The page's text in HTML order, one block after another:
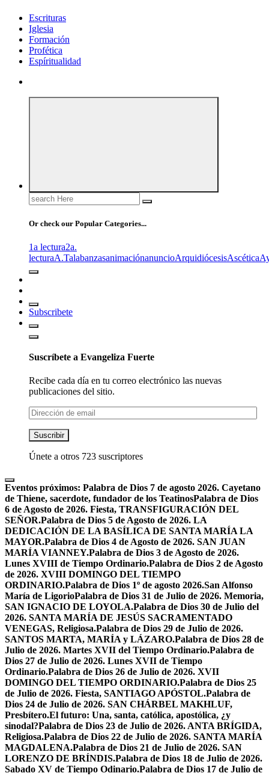
Escrituras
Iglesia
Formación
Profética
Espíritualidad
Search
for:
Or check our Popular Categories...
1a lectura2a.
lecturaA.TalabanzasanimaciónanuncioArquidiócesisAscética
Subscribete
Suscríbete a Evangeliza Fuerte
Recibe cada día en tu correo electrónico las nuevas
publicaciones del sitio.
Dirección
de
email
Suscribir
Únete a otros 723 suscriptores
Eventos próximos: Palabra de Dios 7 de agosto 2026. Cayetano
de Thiene, sacerdote, fundador de los TeatinosPalabra de Dios
6 de Agosto de 2026. Fiesta, TRANSFIGURACIÓN DEL
SEÑOR.Palabra de Dios 5 de Agosto de 2026. LA
DEDICACIÓN DE LA BASÍLICA DE SANTA MARÍA LA
MAYOR.Palabra de Dios 4 de Agosto de 2026. SAN JUAN
MARÍA VIANNEY.Palabra de Dios 3 de Agosto de 2026.
Lunes XVIII de Tiempo Ordinario.Palabra de Dios 2 de Agosto
de 2026. XVIII DOMINGO DEL TIEMPO
ORDINARIO.Palabra de Dios 1º de agosto 2026.San Alfonso
María de LigorioPalabra de Dios 31 de Julio de 2026. Memoria,
SAN IGNACIO DE LOYOLA.Palabra de Dios 30 de Julio del
2026. SANTA MARÍA DE JESÚS SACRAMENTADO
VENEGAS, Religiosa.Palabra de Dios 29 de Julio de 2026.
SANTOS MARTA, MARÍA y LÁZARO.Palabra de Dios 28 de
Julio de 2026. Martes XVII del Tiempo Ordinario.Palabra de
Dios 27 de Julio de 2026. Lunes XVII de Tiempo
Ordinario.Palabra de Dios 26 de Julio de 2026. XVII
DOMINGO DEL TIEMPO ORDINARIO.Palabra de Dios 25
de Julio de 2026. Fiesta, SANTIAGO APÓSTOL.Palabra de
Dios 24 de Julio de 2026. SAN CHÁRBEL MAKHLUF,
Presbítero.El futuro: Una, santa, católica, apostólica, ¿y
sinodal?Palabra de Dios 23 de Julio de 2026. ANTA BRÍGIDA,
Religiosa.Palabra de Dios 22 de Julio de 2026. SANTA MARÍA
MAGDALENA.Palabra de Dios 21 de Julio de 2026. SAN
LORENZO DE BRÍNDIS.Palabra de Dios 18 de Julio de 2026.
Sabado XV de Tiempo Odinario.Palabra de Dios 17 de Julio de